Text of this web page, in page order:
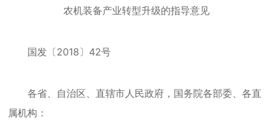
农机装备产业转型升级的指导意见
国发〔2018〕42号
各省、自治区、直辖市人民政府，国务院各部委、各直
属机构：